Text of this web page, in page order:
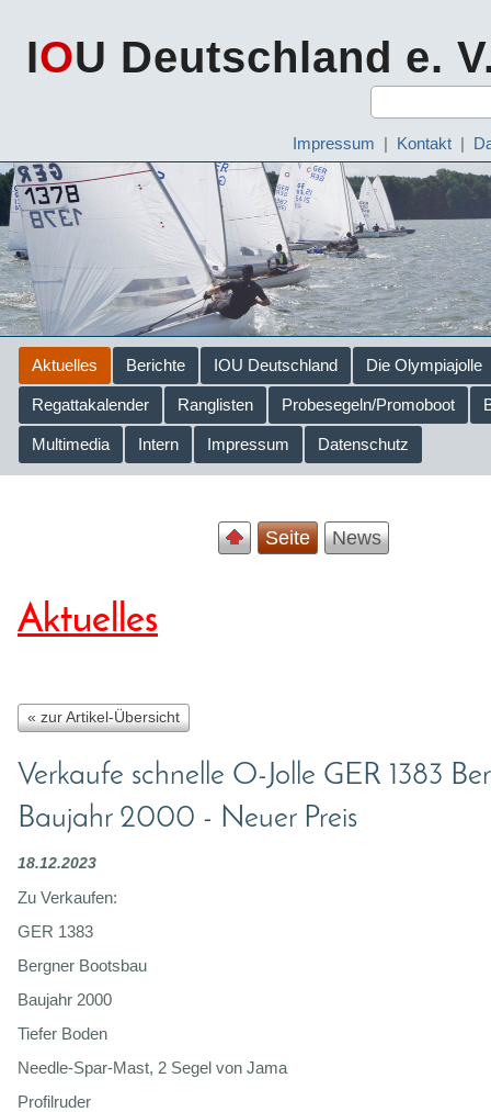
IOU Deutschland e.
Impressum | Kontakt |
Aktuelles Berichte IOU Deutschland Die Olympiajolle
Regattakalender Ranglisten Probesegeln/Promoboot
Multimedia Intern Impressum Datenschutz
Seite News
Aktuelles
« zur Artikel-Übersicht
Verkaufe schnelle O-Jolle GER 1383
Baujahr 2000 - Neuer Preis
18.12.2023
Zu Verkaufen:
GER 1383
Bergner Bootsbau
Baujahr 2000
Tiefer Boden
Needle-Spar-Mast, 2 Segel von Jama
Profilruder